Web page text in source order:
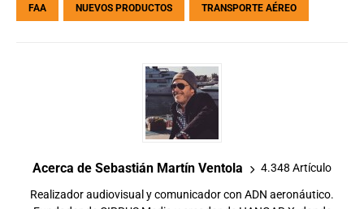
FAA NUEVOS PRODUCTOS TRANSPORTE AÉREO
Acerca de Sebastián Martín Ventola 4.348 Artículo
Realizador audiovisual y comunicador con ADN aeronáutico.